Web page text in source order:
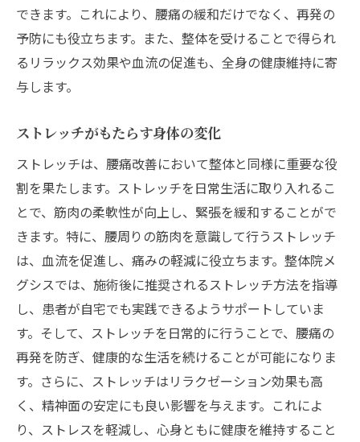
できます。これにより、腰痛の緩和だけでなく、再発の
予防にも役立ちます。また、整体を受けることで得られ
るリラックス効果や血流の促進も、全身の健康維持に寄
与します。
ストレッチがもたらす身体の変化
ストレッチは、腰痛改善において整体と同様に重要な役
割を果たします。ストレッチを日常生活に取り入れるこ
とで、筋肉の柔軟性が向上し、緊張を緩和することがで
きます。特に、腰周りの筋肉を意識して行うストレッチ
は、血流を促進し、痛みの軽減に役立ちます。整体院メ
グシスでは、施術後に推奨されるストレッチ方法を指導
し、患者が自宅でも実践できるようサポートしていま
す。そして、ストレッチを日常的に行うことで、腰痛の
再発を防ぎ、健康的な生活を続けることが可能になりま
す。さらに、ストレッチはリラクゼーション効果も高
く、精神面の安定にも良い影響を与えます。これによ
り、ストレスを軽減し、心身ともに健康を維持すること